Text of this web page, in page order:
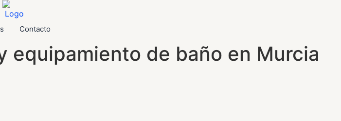
Contacto
equipamiento de baño en Murcia